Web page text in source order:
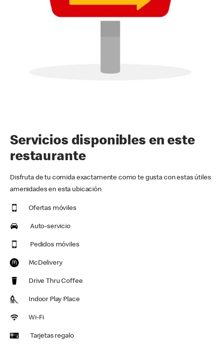
Servicios disponibles en este
restaurante
Disfruta de tu comida exactamente como te gusta con estas útiles
amenidades en esta ubicación
Ofertas móviles
Auto-servicio
Pedidos móviles
McDelivery
Drive Thru Coffee
Indoor Play Place
Wi-Fi
Tarjetas regalo